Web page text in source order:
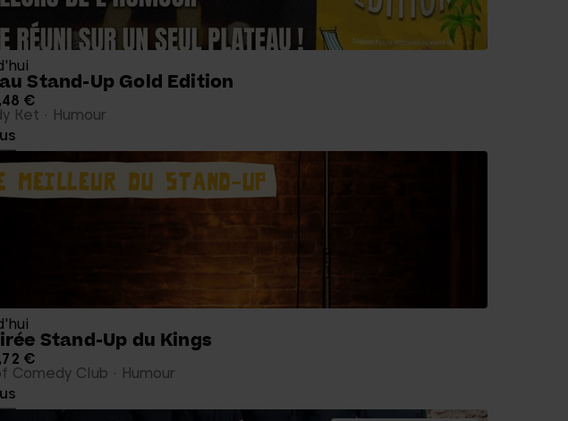
Stand-Up Gold Edition
€
Ket
Humour
Stand-Up du Kings
€
Comedy Club
Humour